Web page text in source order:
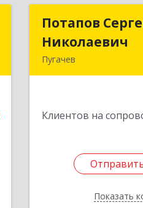
Потапов
Николаевич
Пугачев
Клиентов на
Показать